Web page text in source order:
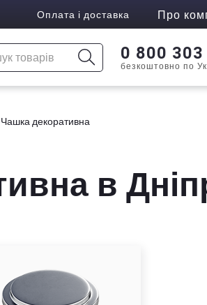
Оплата і доставка Про
0 800 303
безкоштовно по
Чашка декоративна
в